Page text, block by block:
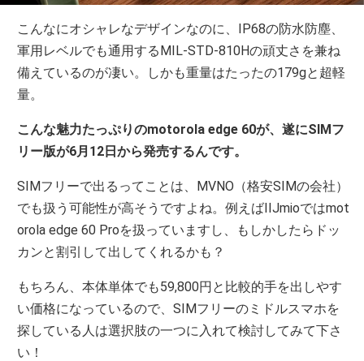
こんなにオシャレなデザインなのに、IP68の防水防塵、
軍用レベルでも通用するMIL-STD-810Hの頑丈さを兼ね
備えているのが凄い。しかも重量はたったの179gと超軽
量。
こんな魅力たっぷりのmotorola edge 60が、遂にSIMフ
リー版が6月12日から発売するんです。
SIMフリーで出るってことは、MVNO（格安SIMの会社）
でも扱う可能性が高そうですよね。例えばIIJmioではmot
orola edge 60 Proを扱っていますし、もしかしたらドッ
カンと割引して出してくれるかも？
もちろん、本体単体でも59,800円と比較的手を出しやす
い価格になっているので、SIMフリーのミドルスマホを
探している人は選択肢の一つに入れて検討してみて下さ
い！